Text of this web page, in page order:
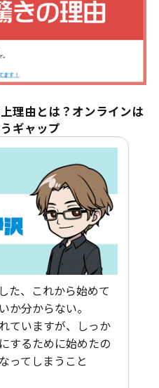
理由とは？オンラインは
ギャップ
た、これから始めて
か分からない。
ていますが、しっか
するために始めたの
ってしまうこと